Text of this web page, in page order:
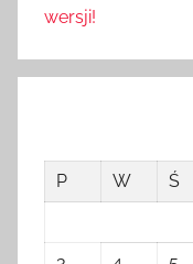
wersji!
P
W Ś